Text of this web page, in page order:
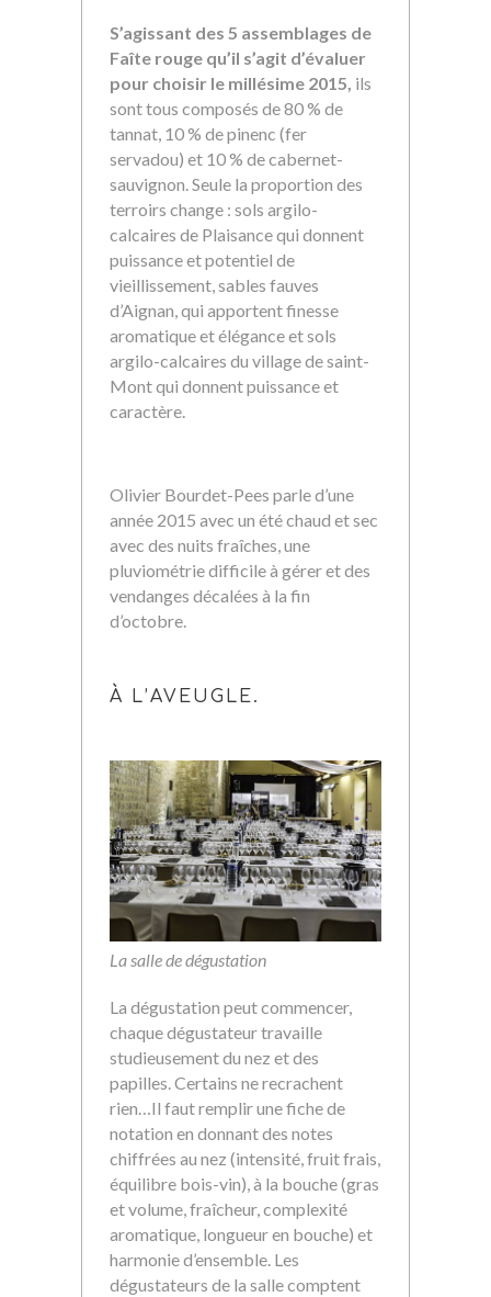
S’agissant des 5 assemblages de
Faîte rouge qu’il s’agit d’évaluer
pour choisir le millésime 2015, ils
sont tous composés de 80 % de
tannat, 10 % de pinenc (fer
servadou) et 10 % de cabernet-
sauvignon. Seule la proportion des
terroirs change : sols argilo-
calcaires de Plaisance qui donnent
puissance et potentiel de
vieillissement, sables fauves
d’Aignan, qui apportent finesse
aromatique et élégance et sols
argilo-calcaires du village de saint-
Mont qui donnent puissance et
caractère.
Olivier Bourdet-Pees parle d’une
année 2015 avec un été chaud et sec
avec des nuits fraîches, une
pluviométrie difficile à gérer et des
vendanges décalées à la fin
d’octobre.
À L’AVEUGLE.
La salle de dégustation
La dégustation peut commencer,
chaque dégustateur travaille
studieusement du nez et des
papilles. Certains ne recrachent
rien…Il faut remplir une fiche de
notation en donnant des notes
chiffrées au nez (intensité, fruit frais,
équilibre bois-vin), à la bouche (gras
et volume, fraîcheur, complexité
aromatique, longueur en bouche) et
harmonie d’ensemble. Les
dégustateurs de la salle comptent